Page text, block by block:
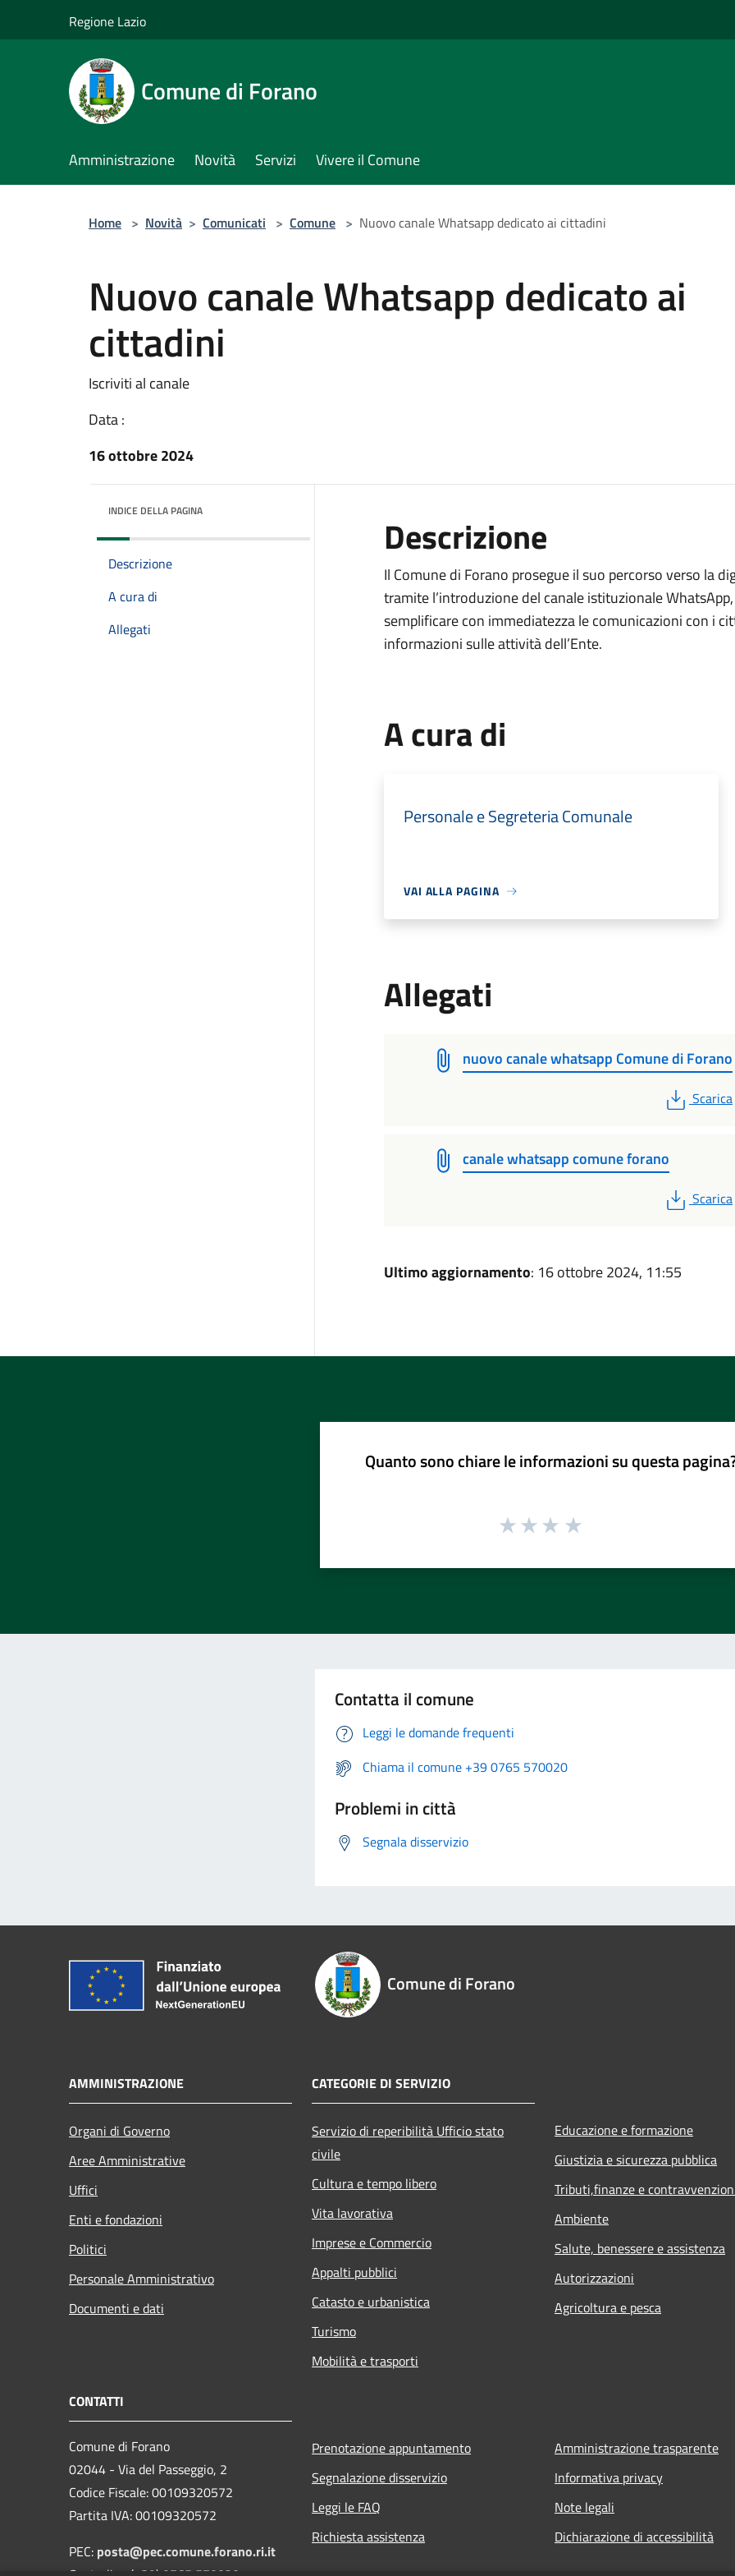
Regione Lazio
Comune di Forano
Amministrazione Novità Servizi Vivere il Comune
Home > Novità > Comunicati > Comune > Nuovo canale Whatsapp dedicato ai cittadini
Nuovo canale Whatsapp dedicato ai
cittadini
Iscriviti al canale
Data :
16 ottobre 2024
INDICE DELLA PAGINA
Descrizione
A cura di
Allegati
Descrizione
Il Comune di Forano prosegue il suo percorso verso la
tramite l’introduzione del canale istituzionale
semplificare con immediatezza le comunicazioni con i
informazioni sulle attività dell’Ente.
A cura di
Personale e Segreteria Comunale
VAI ALLA PAGINA
Allegati
nuovo canale whatsapp Comune di Forano
PDF
Scarica
canale whatsapp comune forano
PDF
Scarica
Ultimo aggiornamento: 16 ottobre 2024, 11:55
Quanto sono chiare le informazioni su questa
Contatta il comune
Leggi le domande frequenti
Chiama il comune +39 0765 570020
Problemi in città
Segnala disservizio
Comune di Forano
AMMINISTRAZIONE
Organi di Governo
Aree Amministrative
Uffici
Enti e fondazioni
Politici
Personale Amministrativo
Documenti e dati
CATEGORIE DI SERVIZIO
Servizio di reperibilità Ufficio stato
civile
Cultura e tempo libero
Vita lavorativa
Imprese e Commercio
Appalti pubblici
Catasto e urbanistica
Turismo
Mobilità e trasporti
Educazione e formazione
Giustizia e sicurezza pubblica
Tributi,finanze e
Ambiente
Salute, benessere e assistenza
Autorizzazioni
Agricoltura e pesca
CONTATTI
Comune di Forano
02044 - Via del Passeggio, 2
Codice Fiscale: 00109320572
Partita IVA: 00109320572
PEC: posta@pec.comune.forano.ri.it
Prenotazione appuntamento
Segnalazione disservizio
Leggi le FAQ
Richiesta assistenza
Amministrazione trasparente
Informativa privacy
Note legali
Dichiarazione di accessibilità